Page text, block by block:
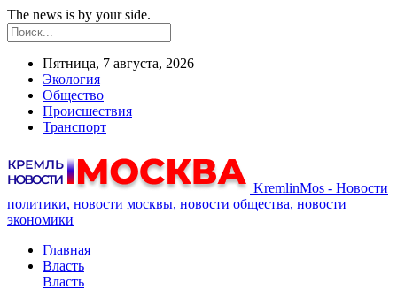
The news is by your side.
Пятница, 7 августа, 2026
Экология
Общество
Происшествия
Транспорт
KremlinMos - Новости
политики, новости москвы, новости общества, новости
экономики
Главная
Власть
Власть